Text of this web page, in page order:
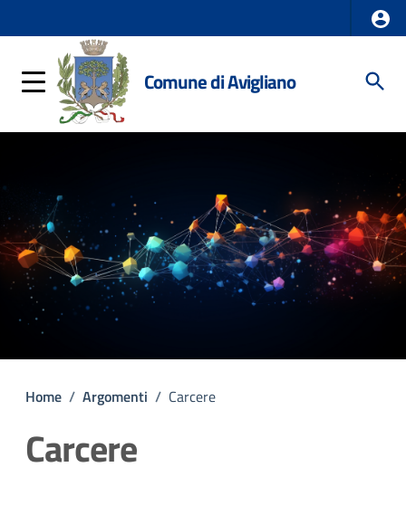
Comune di Avigliano
Home / Argomenti / Carcere
Carcere